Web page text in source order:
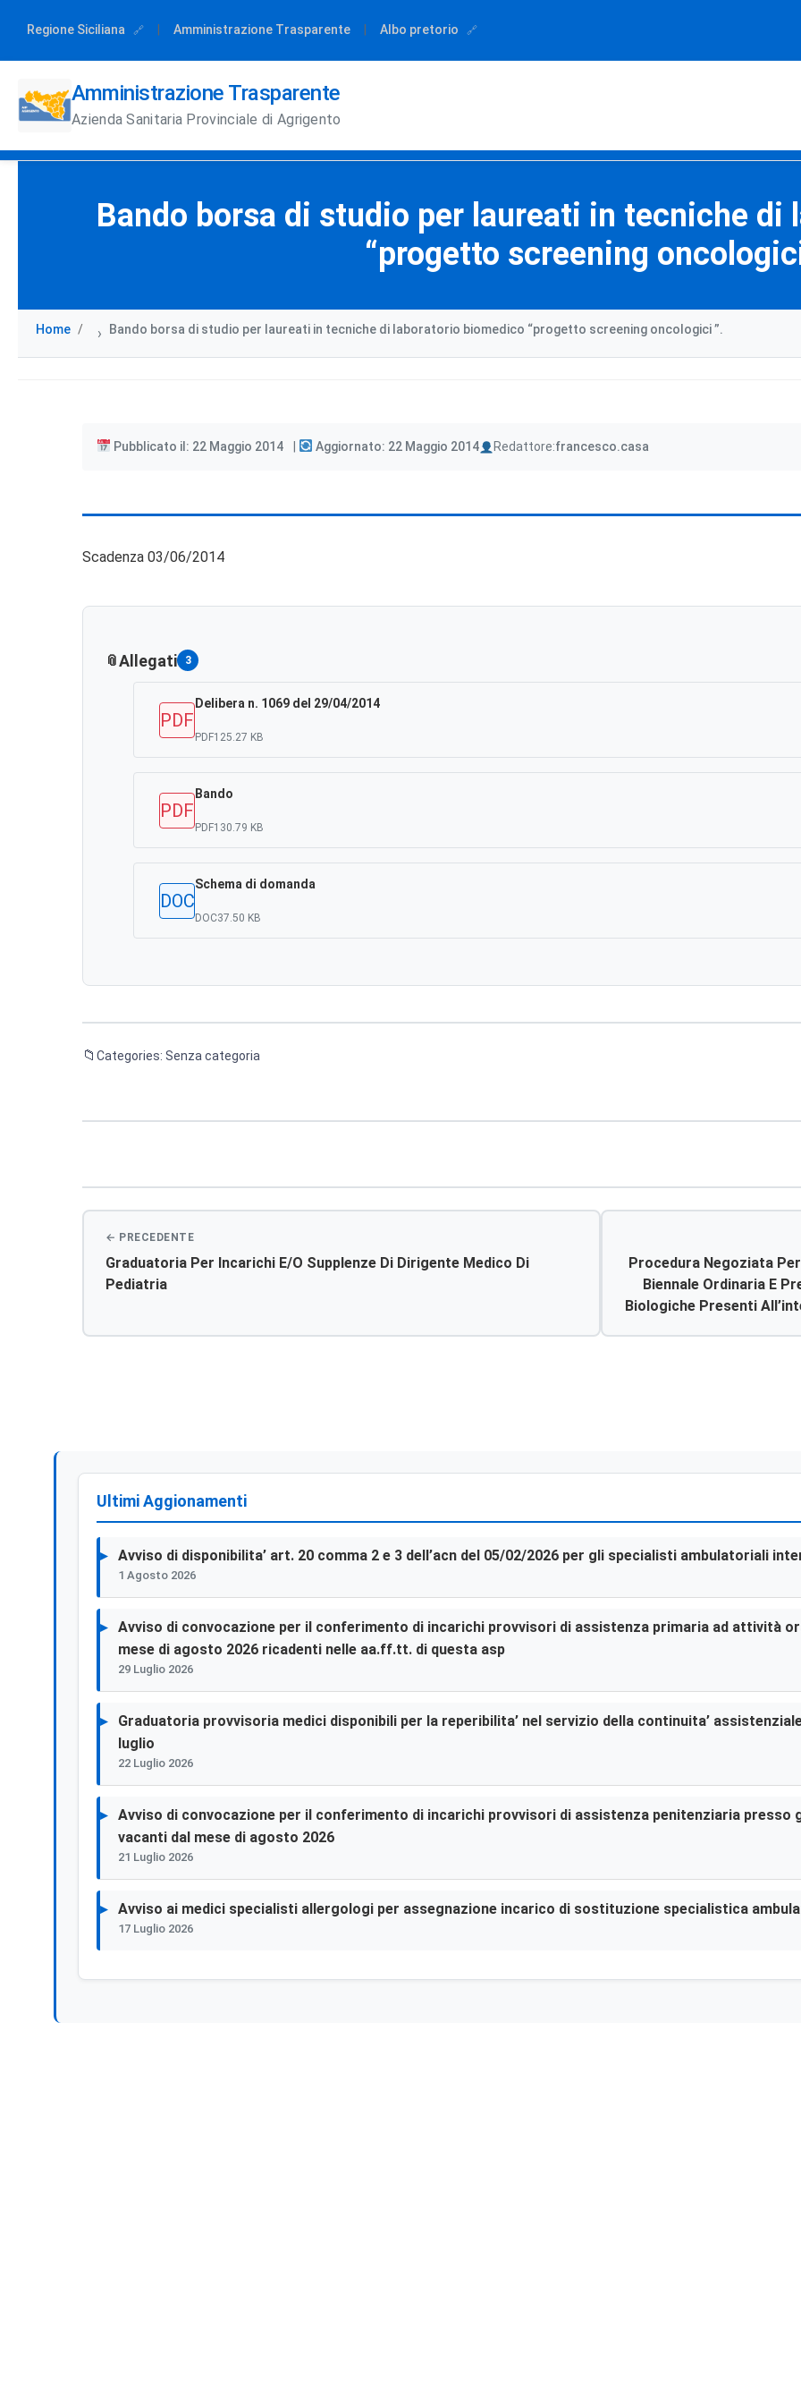
Regione Siciliana Amministrazione Trasparente Albo pretorio
Amministrazione Trasparente
Azienda Sanitaria Provinciale di Agrigento
Bando borsa di studio per laureati in tecniche di
“progetto screening
Home › Bando borsa di studio per laureati in tecniche di laboratorio biomedico “progetto screening oncologici ”.
Pubblicato il: 22 Maggio 2014 Aggiornato: 22 Maggio 2014 Redattore:
Author francesco.casa
Scadenza 03/06/2014
Allegati 3
PDF
Delibera n. 1069 del 29/04/2014
PDF125.27 KB
PDF
Bando
PDF130.79 KB
DOC
Schema di domanda
DOC37.50 KB
Categories: Senza categoria
articoli
Graduatoria Per Incarichi E/o Supplenze Di Dirigente Medico Di
Pediatria
Procedura Negoziata
Biennale Ordinaria E
Biologiche Presenti
Ultimi Aggionamenti
Avviso di disponibilita’ art. 20 comma 2 e 3 dell’acn del 05/02/2026 per gli specialisti ambulatoriali
1 Agosto 2026
Avviso di convocazione per il conferimento di incarichi provvisori di assistenza primaria ad attività
mese di agosto 2026 ricadenti nelle aa.ff.tt. di questa asp
29 Luglio 2026
Graduatoria provvisoria medici disponibili per la reperibilita’ nel servizio della continuita’
luglio
22 Luglio 2026
Avviso di convocazione per il conferimento di incarichi provvisori di assistenza penitenziaria
vacanti dal mese di agosto 2026
21 Luglio 2026
Avviso ai medici specialisti allergologi per assegnazione incarico di sostituzione specialistica
17 Luglio 2026